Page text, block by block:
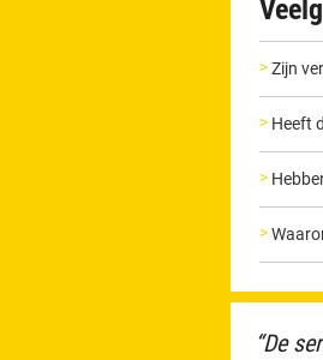
Zijn
Heeft
“De